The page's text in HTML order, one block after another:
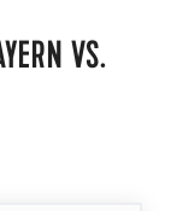
VS.